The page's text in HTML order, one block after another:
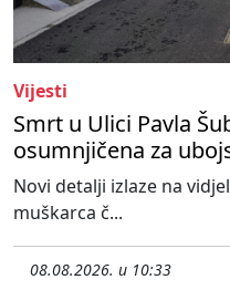
Vijesti
Smrt u Ulici Pavla
osumnjičena za
Novi detalji izlaze na
muškarca č...
08.08.2026. u 10:33